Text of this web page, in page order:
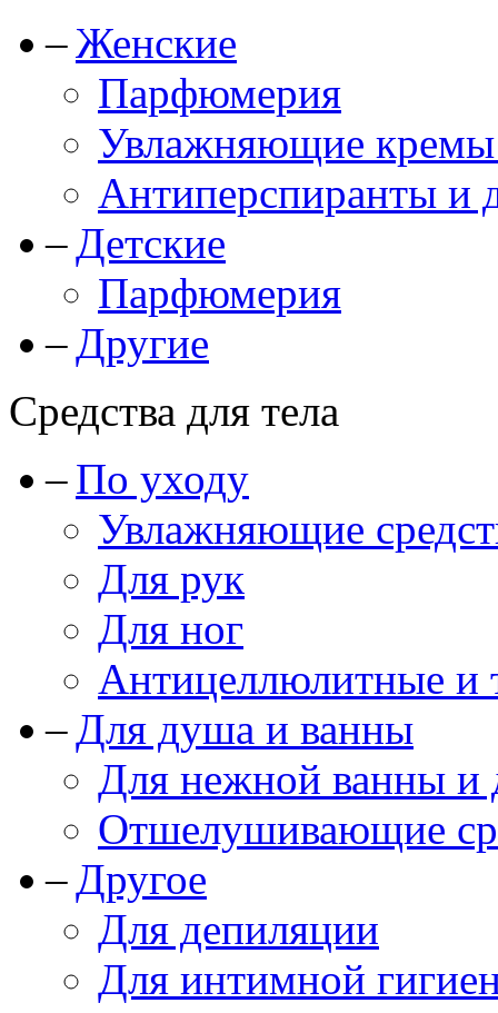
Женские
Парфюмерия
Увлажняющие кремы
Антиперспиранты и
Детские
Парфюмерия
Другие
Средства для тела
По уходу
Увлажняющие
Для рук
Для ног
Антицеллюлитные и
Для душа и ванны
Для нежной ванны и
Отшелушивающие
Другое
Для депиляции
Для интимной